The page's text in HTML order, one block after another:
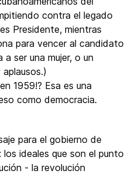
contra el legado
Presidente, mientras
para vencer al candidato
ser una mujer, o un
1959!? Esa es una
como democracia.
para el gobierno de
ideales que son el punto
- la revolución